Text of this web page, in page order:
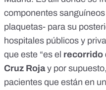
componentes
plaquetas- para su
hospitales públicos y
que este “es el recorrido
Cruz Rojay por
pacientes que están en